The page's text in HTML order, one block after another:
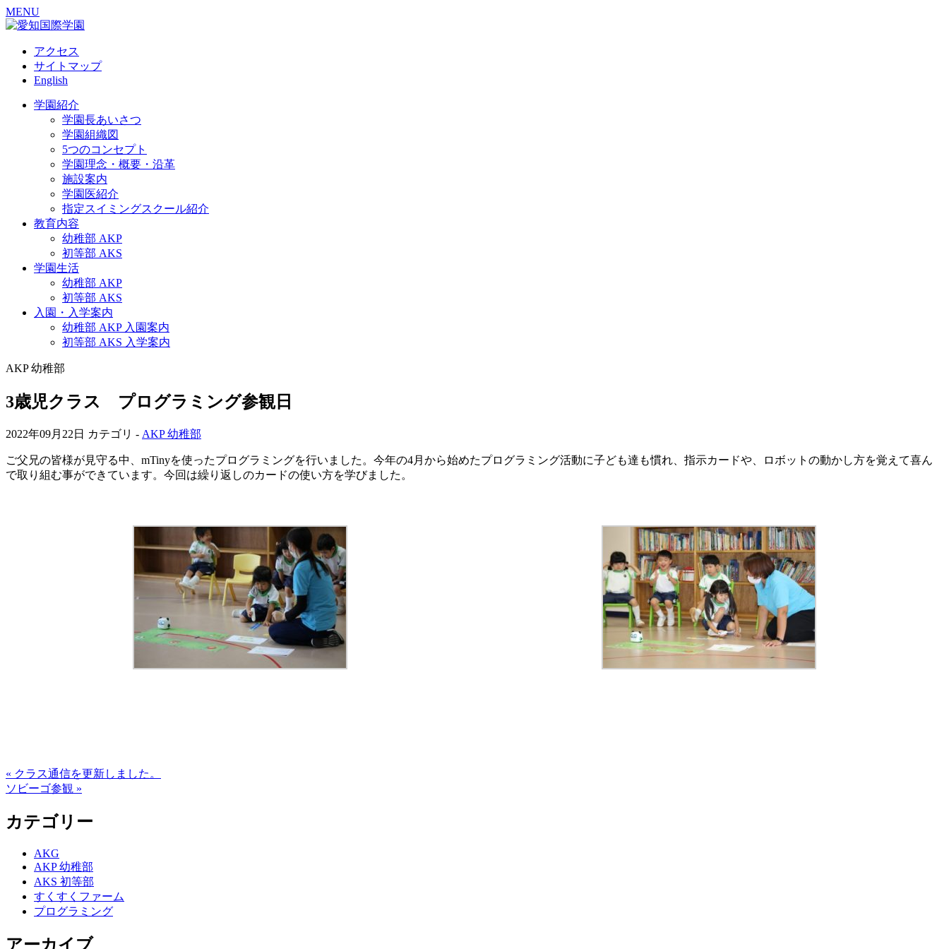
MENU
アクセス
サイトマップ
English
学園紹介
学園長あいさつ
学園組織図
5つのコンセプト
学園理念・概要・沿革
施設案内
学園医紹介
指定スイミングスクール紹介
教育内容
幼稚部 AKP
初等部 AKS
学園生活
幼稚部 AKP
初等部 AKS
入園・入学案内
幼稚部 AKP 入園案内
初等部 AKS 入学案内
AKP 幼稚部
3歳児クラス プログラミング参観日
2022年09月22日 カテゴリ - AKP 幼稚部
ご父兄の皆様が見守る中、mTinyを使ったプログラミングを行いました。今年の4月から始めたプログラミング活動に子ども達も慣れ、指示カードや、ロボットの動かし方を覚えて喜ん
で取り組む事ができています。今回は繰り返しのカードの使い方を学びました。
« クラス通信を更新しました。
ソビーゴ参観 »
カテゴリー
AKG
AKP 幼稚部
AKS 初等部
すくすくファーム
プログラミング
アーカイブ